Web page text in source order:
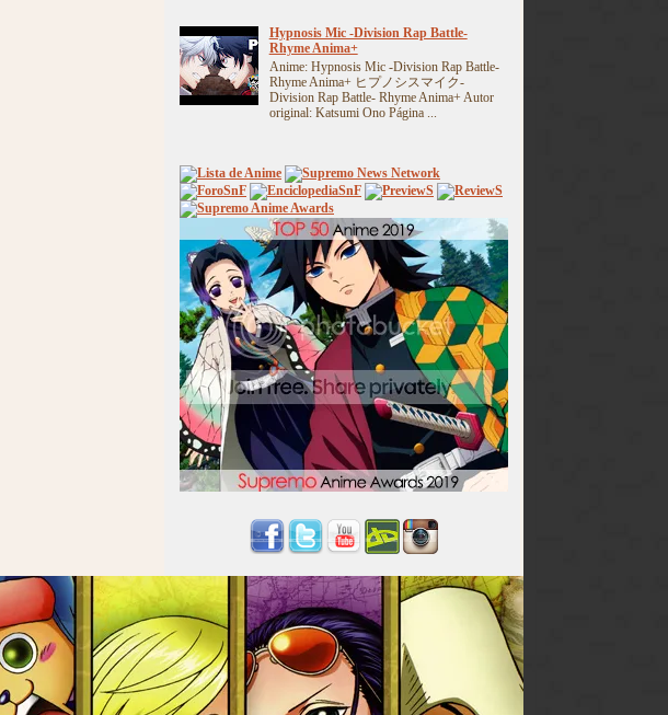
Hypnosis Mic -Division Rap Battle-
Rhyme Anima+
Anime: Hypnosis Mic -Division Rap Battle-
Rhyme Anima+ ヒプノシスマイク-
Division Rap Battle- Rhyme Anima+ Autor
original: Katsumi Ono Página ...